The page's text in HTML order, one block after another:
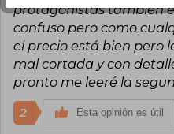
protagonistas también
confuso pero como
el precio está bien pero
mal cortada y con
pronto me leeré la
2 Esta opinión es útil